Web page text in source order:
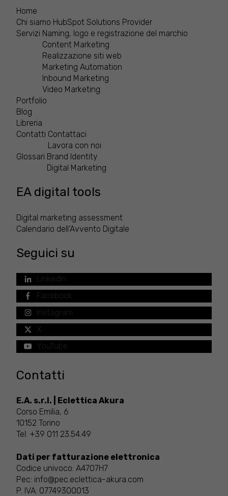
Home
Chi siamo HubSpot Solutions Provider
Servizi Naming, logo e registrazione del marchio
Content Marketing
Realizzazione siti web
Marketing Automation
Inbound Marketing
Video Marketing
Portfolio
Blog
Libreria
Contatti Contattaci
Lavora con noi
Glossari Brand Identity
Digital Marketing
EA digital tools
Digital marketing assessment
Calendario dell'Avvento Digitale
Seguici su
LinkedIn
Facebook
Instagram
X
YouTube
Contatti
E.A. s.r.l. | Eclettica Akura
Corso Emilia, 6
10152 Torino
Tel: +39 011 23.54.49
Dati per fatturazione elettronica
Codice univoco: A4707H7
Pec: info@pec.eclettica-akura.com
P. IVA: 07749300013